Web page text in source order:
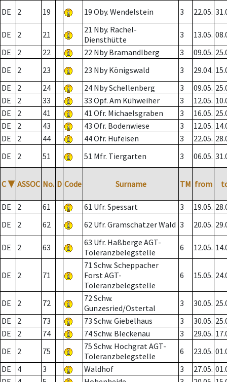
DE
2 19 19 Oby. Wendelstein 3 22.05.
DE 2 21
21 Nby. Rachel-
Diensthütte
3 13.05.
DE
2 22 22 Nby Bramandlberg 3 09.05.
DE
2 23 23 Nby Königswald 3 29.04.
DE
2 24 24 Nby Schellenberg 3 09.05.
DE
2 33 33 Opf. Am Kühweiher 3 12.05.
DE
2 41 41 Ofr. Michaelsgraben 3 16.05.
DE
2 43 43 Ofr. Bodenwiese 3 12.05.
DE
2 44 44 Ofr. Hufeisen 3 22.05.
DE
2 51 51 Mfr. Tiergarten 3 06.05.
C ▼ ASSOC No. D Code Surname TM from
DE 2 61 61 Ufr. Spessart 3 19.05.
DE
2 62 62 Ufr. Gramschatzer Wald 3 20.05.
DE 2 63
63 Ufr. Haßberge AGT-
Toleranzbelegstelle
6 12.05.
DE 2 71
71 Schw. Scheppacher
Forst AGT-
Toleranzbelegstelle
6 15.05.
DE 2 72
72 Schw.
Gunzesried/Ostertal
3 30.05.
DE
2 73 73 Schw. Giebelhaus 3 30.05.
DE
2 74 74 Schw. Bleckenau 3 29.05.
DE
2 75
75 Schw. Hochgrat AGT-
Toleranzbelegstelle
6 23.05.
DE
4 3 Waldhof 3 27.05.